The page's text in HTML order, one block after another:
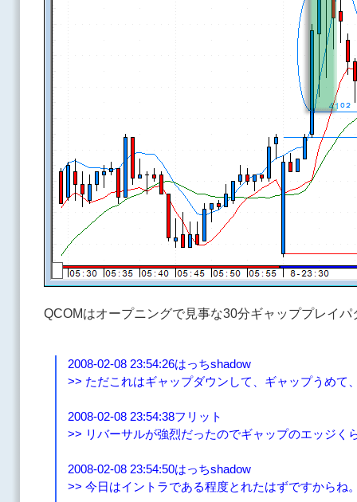
QCOMはオープニングで見事な30分ギャッププレイパ
2008-02-08 23:54:26はっちshadow
>> ただこれはギャップダウンして、ギャップうめて
2008-02-08 23:54:38フリット
>> リバーサルが強烈だったのでギャップのエッジく
2008-02-08 23:54:50はっちshadow
>> 今日はイントラである程度とれたはずですからね